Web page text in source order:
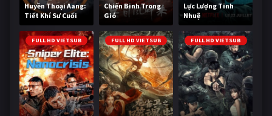
Huyền Thoại Aang:
Tiết Khí Sư Cuối
Cùng
Chiến Binh Trong
Gió
Lực Lượng Tinh
Nhuệ
FULL HD VIETSUB FULL HD VIETSUB FULL HD VIETSUB